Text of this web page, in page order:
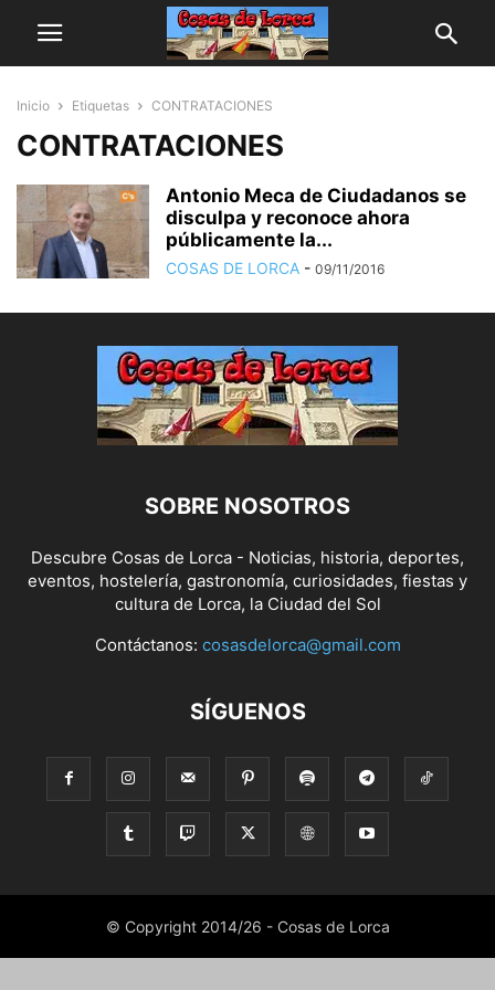
Inicio Etiquetas CONTRATACIONES
CONTRATACIONES
Antonio Meca de Ciudadanos se
disculpa y reconoce ahora
públicamente la...
COSAS DE LORCA - 09/11/2016
SOBRE NOSOTROS
Descubre Cosas de Lorca - Noticias, historia, deportes,
eventos, hostelería, gastronomía, curiosidades, fiestas y
cultura de Lorca, la Ciudad del Sol
Contáctanos: cosasdelorca@gmail.com
SÍGUENOS
© Copyright 2014/26 - Cosas de Lorca